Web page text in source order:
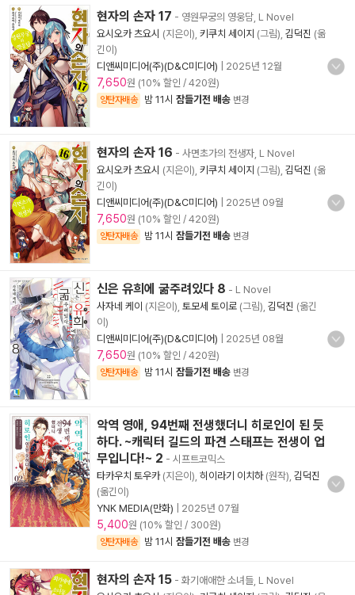
현자의 손자 17 - 영원무궁의 영웅담, L Novel
요시오카 츠요시 (지은이), 키쿠치 세이지 (그림), 김덕진 (옮
긴이)
디앤씨미디어(주)(D&C미디어)
2025년 12월
7,650원 (10% 할인 / 420원)
양탄자배송 밤 11시 잠들기전 배송 변경
현자의 손자 16 - 사면초가의 전생자, L Novel
요시오카 츠요시 (지은이), 키쿠치 세이지 (그림), 김덕진 (옮
긴이)
디앤씨미디어(주)(D&C미디어)
2025년 09월
7,650원 (10% 할인 / 420원)
양탄자배송 밤 11시 잠들기전 배송 변경
신은 유희에 굶주려있다 8 - L Novel
사자네 케이 (지은이), 토모세 토이로 (그림), 김덕진 (옮긴
이)
디앤씨미디어(주)(D&C미디어)
2025년 08월
7,650원 (10% 할인 / 420원)
양탄자배송 밤 11시 잠들기전 배송 변경
악역 영애, 94번째 전생했더니 히로인이 된 듯
하다. ~캐릭터 길드의 파견 스태프는 전생이 업
무입니다!~ 2 - 시프트코믹스
타카우치 토우카(지은이), 히이라기 이치하(원작), 김덕진
(옮긴이)
YNK MEDIA(만화)
2025년 07월
5,400원 (10% 할인 / 300원)
양탄자배송 밤 11시 잠들기전 배송 변경
현자의 손자 15 - 화기애애한 소녀들, L Novel